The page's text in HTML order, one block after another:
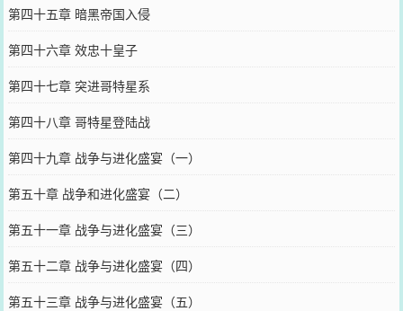
第四十五章 暗黑帝国入侵
第四十六章 效忠十皇子
第四十七章 突进哥特星系
第四十八章 哥特星登陆战
第四十九章 战争与进化盛宴（一）
第五十章 战争和进化盛宴（二）
第五十一章 战争与进化盛宴（三）
第五十二章 战争与进化盛宴（四）
第五十三章 战争与进化盛宴（五）